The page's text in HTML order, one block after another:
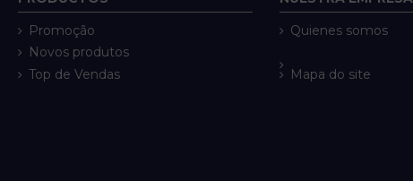
Promoção
Novos produtos
Top de Vendas
Quienes somos
Mapa do site